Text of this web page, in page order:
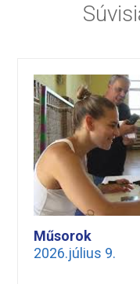
Műsorok
2026.július 9.